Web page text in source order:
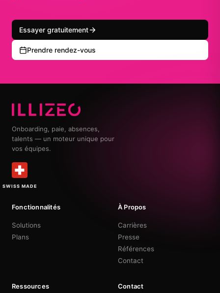
Essayer gratuitement
Prendre rendez-vous
Onboarding, paie, absences,
talents — un moteur unique pour
vos équipes.
SWISS MADE
Fonctionnalités
Solutions
Plans
À Propos
Carrières
Presse
Références
Contact
Ressources Contact